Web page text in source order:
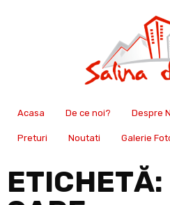
Acasa De ce noi? Despre
Preturi Noutati Galerie
ETICHETĂ: